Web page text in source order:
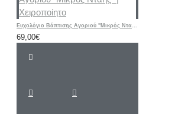
Ευχολόγιο Βάπτισης Αγοριού "Μικρός Νταής" | Χειροποίητο
69,00€